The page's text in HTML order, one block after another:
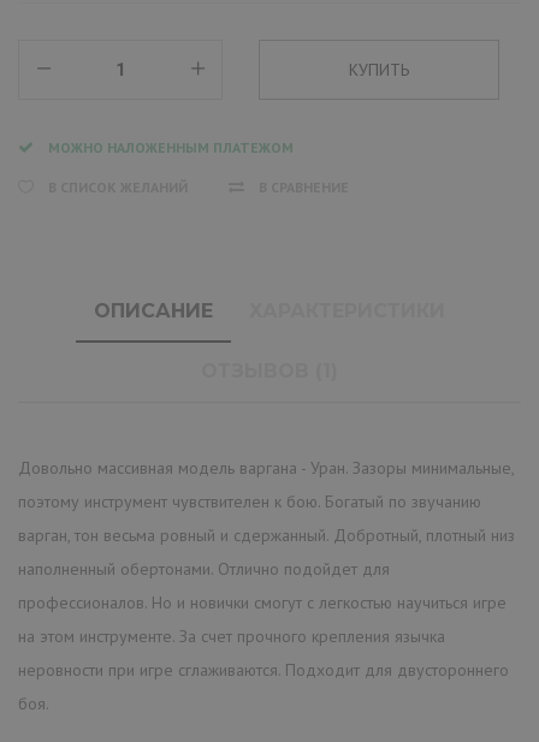
МОЖНО НАЛОЖЕННЫМ ПЛАТЕЖОМ
ОПИСАНИЕ
Довольно массивная модель варгана - Уран. Зазоры минимальные,
поэтому инструмент чувствителен к бою. Богатый по звучанию
варган, тон весьма ровный и сдержанный. Добротный, плотный низ
наполненный обертонами. Отлично подойдет для
профессионалов. Но и новички смогут с легкостью научиться игре
на этом инструменте. За счет прочного крепления язычка
неровности при игре сглаживаются. Подходит для двустороннего
боя.